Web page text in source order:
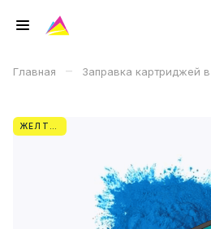
Главная – Заправка картриджей